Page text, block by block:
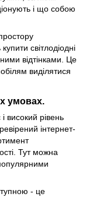
і що собою
світлодіодні
відтінками. Це
виділятися
умовах.
високий рівень
інтернет-
Тут можна
- це